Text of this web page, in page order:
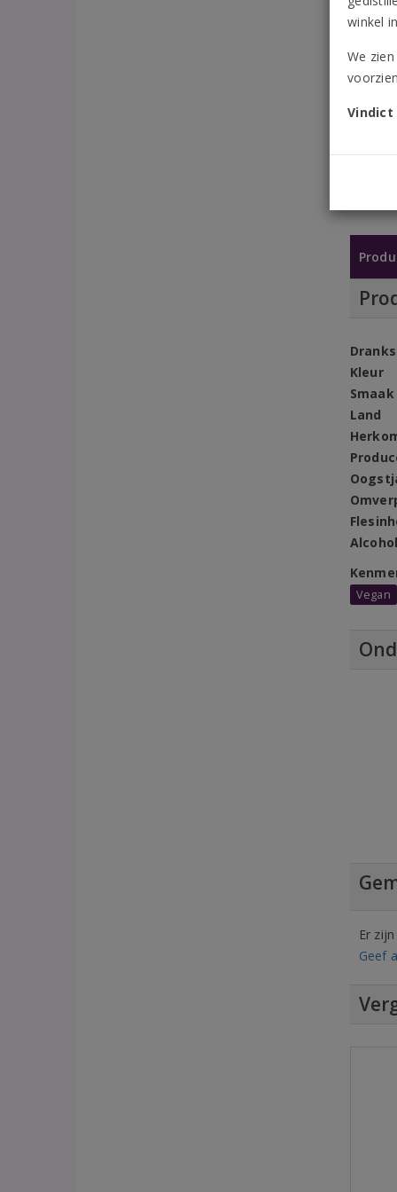
Kleur
Smaak
Land
Alcohol
Vegan
Er
Geef
winkel
We
Vindict